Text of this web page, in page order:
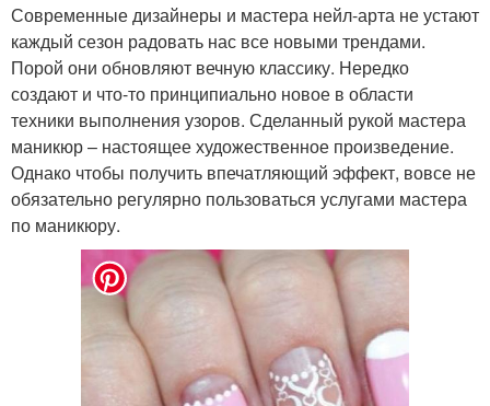
Современные дизайнеры и мастера нейл-арта не устают
каждый сезон радовать нас все новыми трендами.
Порой они обновляют вечную классику. Нередко
создают и что-то принципиально новое в области
техники выполнения узоров. Сделанный рукой мастера
маникюр – настоящее художественное произведение.
Однако чтобы получить впечатляющий эффект, вовсе не
обязательно регулярно пользоваться услугами мастера
по маникюру.